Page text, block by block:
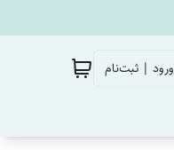
ورود | ثبت‌نام